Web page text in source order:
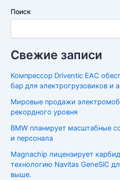
Поиск
Свежие записи
Компрессор Driventic EAC
бар для электрогрузовиков и
Мировые продажи
рекордного уровня
BMW планирует масштабные
и персонала
Magnachip лицензирует
технологию Navitas GeneSiC
выше.